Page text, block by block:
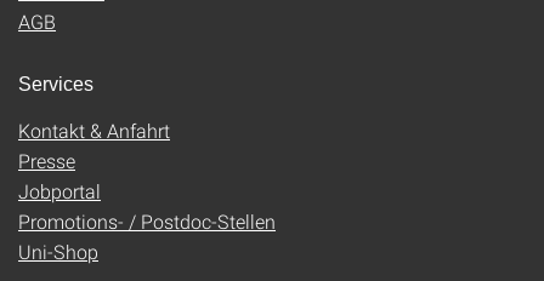
AGB
Services
Kontakt & Anfahrt
Presse
Jobportal
Promotions- / Postdoc-Stellen
Uni-Shop